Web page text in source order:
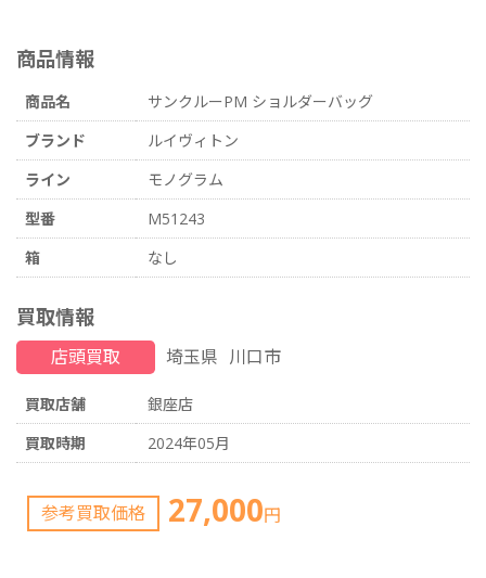
商品情報
商品名
サンクルーPM ショルダーバッグ
ブランド
ルイヴィトン
ライン
モノグラム
型番
M51243
箱
なし
買取情報
店頭買取 埼玉県 川口市
買取店舗
銀座店
買取時期
2024年05月
参考買取価格 27,000円